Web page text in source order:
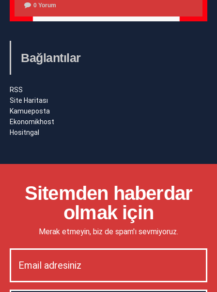
0 Yorum
Bağlantılar
RSS
Site Haritası
Kamueposta
Ekonomikhost
Hositngal
Sitemden haberdar
olmak için
Merak etmeyin, biz de spam'ı sevmiyoruz.